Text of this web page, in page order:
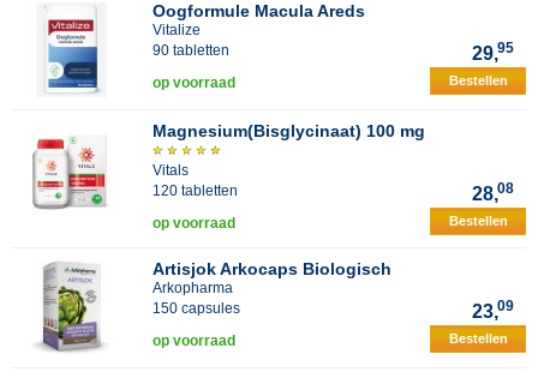
Oogformule Macula Areds
Vitalize
90 tabletten
29,95
op voorraad Bestellen
Magnesium(Bisglycinaat) 100 mg
Vitals
120 tabletten
28,08
op voorraad Bestellen
Artisjok Arkocaps Biologisch
Arkopharma
150 capsules
23,09
op voorraad Bestellen